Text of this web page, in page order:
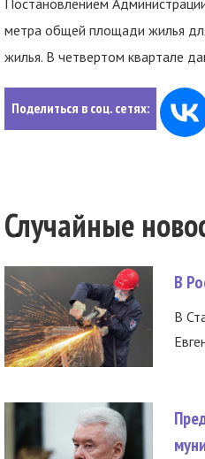
Постановлением
метра общей площади жилья
жилья. В четвертом квартале
Поделиться в соц. сетях:
Случайные
В
В